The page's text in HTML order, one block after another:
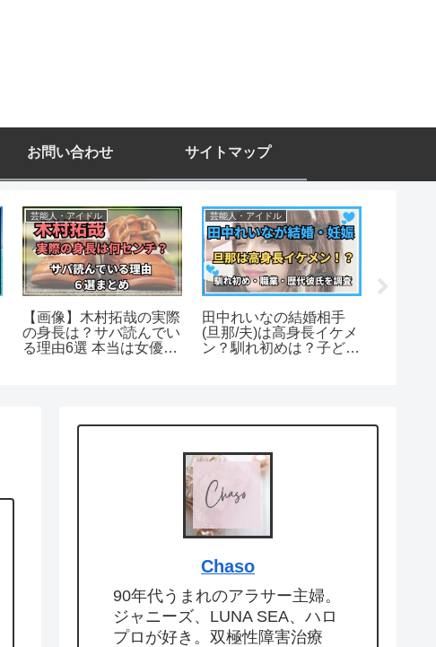
お問い合わせ サイトマップ
芸能人・アイドル
【画像】木村拓哉の実際
の身長は？サバ読んでい
る理由6選 本当は女優よ
芸能人・アイドル
田中れいなの結婚相手
(旦那/夫)は高身長イケメ
ン？馴れ初めは？子ども
Chaso
90年代うまれのアラサー主婦。
ジャニーズ、LUNA SEA、ハロ
プロが好き。双極性障害治療